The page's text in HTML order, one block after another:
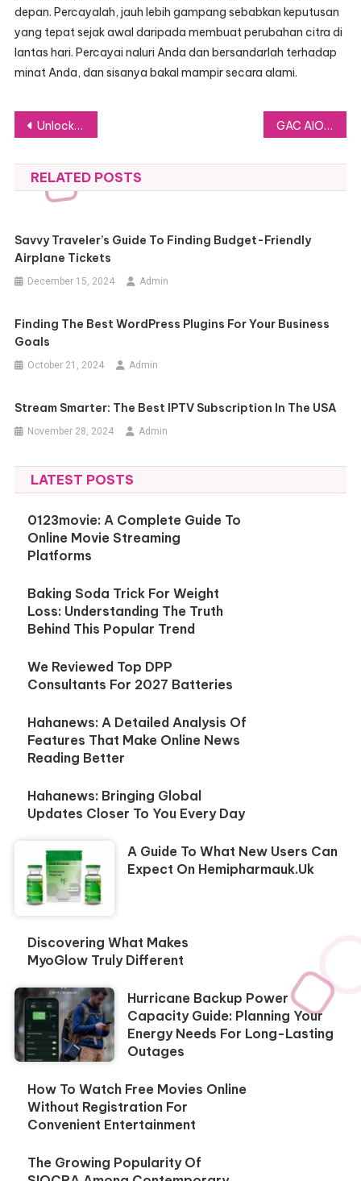
depan. Percayalah, jauh lebih gampang sebabkan keputusan
yang tepat sejak awal daripada membuat perubahan citra di
lantas hari. Percayai naluri Anda dan bersandarlah terhadap
minat Anda, dan sisanya bakal mampir secara alami.
Post
navigation
Unlocking Your Potential: The Critical Impact of SEO Backlink Services GAC AION LAUNCHES IN HONG KONG, MARKING A NEW CHAPTER IN GAC GROUP’S GLOBAL EXPANSION
RELATED POSTS
Savvy Traveler’s Guide To Finding Budget-Friendly
Airplane Tickets
December 15, 2024 Admin
Finding The Best WordPress Plugins For Your Business
Goals
October 21, 2024 Admin
Stream Smarter: The Best IPTV Subscription In The USA
November 28, 2024 Admin
LATEST POSTS
0123movie: A Complete Guide To
Online Movie Streaming
Platforms
Baking Soda Trick For Weight
Loss: Understanding The Truth
Behind This Popular Trend
We Reviewed Top DPP
Consultants For 2027 Batteries
Hahanews: A Detailed Analysis Of
Features That Make Online News
Reading Better
Hahanews: Bringing Global
Updates Closer To You Every Day
A Guide To What New Users Can
Expect On Hemipharmauk.uk
Discovering What Makes
MyoGlow Truly Different
Hurricane Backup Power
Capacity Guide: Planning Your
Energy Needs For Long-Lasting
Outages
How To Watch Free Movies Online
Without Registration For
Convenient Entertainment
The Growing Popularity Of